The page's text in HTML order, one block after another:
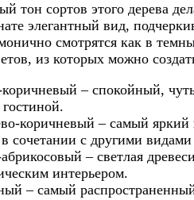
тон сортов этого дерева
элегантный вид,
смотрятся как в
из которых можно
– спокойный,
коричневый – самый яркий
сочетании с другими видами
– светлая
интерьером.
– самый